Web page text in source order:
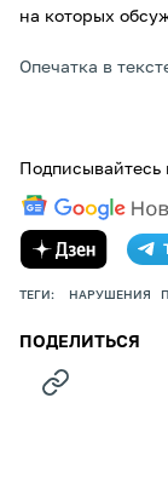
на которых
Опечатка в
ТЕГИ: НАРУШЕНИЯ
ПОДЕЛИТЬСЯ